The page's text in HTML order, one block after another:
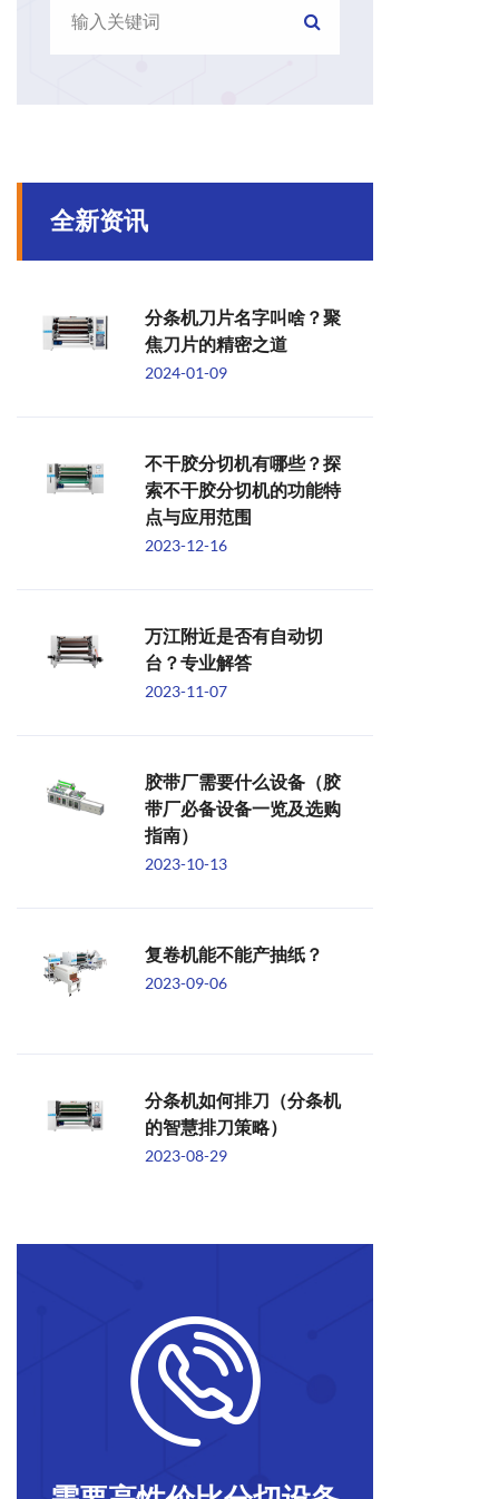
全新资讯
分条机刀片名字叫啥？聚
焦刀片的精密之道
2024-01-09
不干胶分切机有哪些？探
索不干胶分切机的功能特
点与应用范围
2023-12-16
万江附近是否有自动切
台？专业解答
2023-11-07
胶带厂需要什么设备（胶
带厂必备设备一览及选购
指南）
2023-10-13
复卷机能不能产抽纸？
2023-09-06
分条机如何排刀（分条机
的智慧排刀策略）
2023-08-29